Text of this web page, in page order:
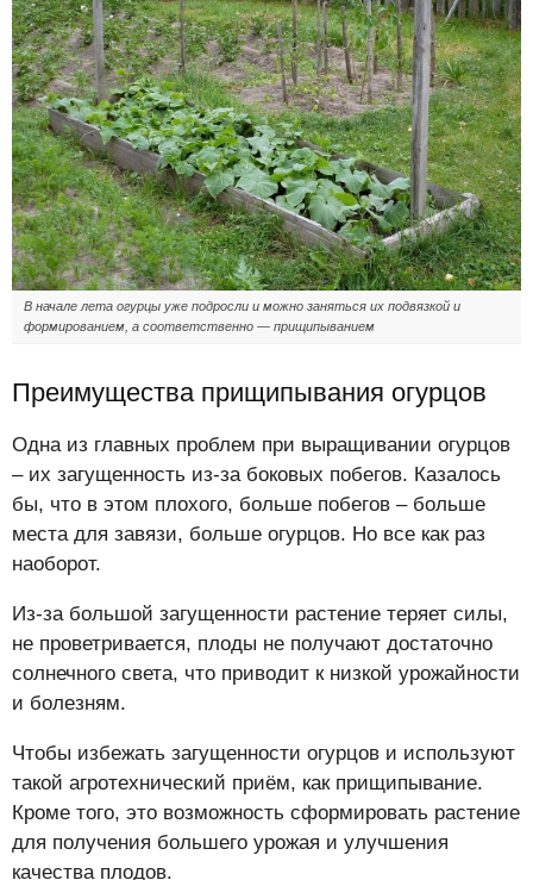
В начале лета огурцы уже подросли и можно заняться их подвязкой и
формированием, а соответственно — прищипыванием
Преимущества прищипывания огурцов
Одна из главных проблем при выращивании огурцов
– их загущенность из-за боковых побегов. Казалось
бы, что в этом плохого, больше побегов – больше
места для завязи, больше огурцов. Но все как раз
наоборот.
Из-за большой загущенности растение теряет силы,
не проветривается, плоды не получают достаточно
солнечного света, что приводит к низкой урожайности
и болезням.
Чтобы избежать загущенности огурцов и используют
такой агротехнический приём, как прищипывание.
Кроме того, это возможность сформировать растение
для получения большего урожая и улучшения
качества плодов.